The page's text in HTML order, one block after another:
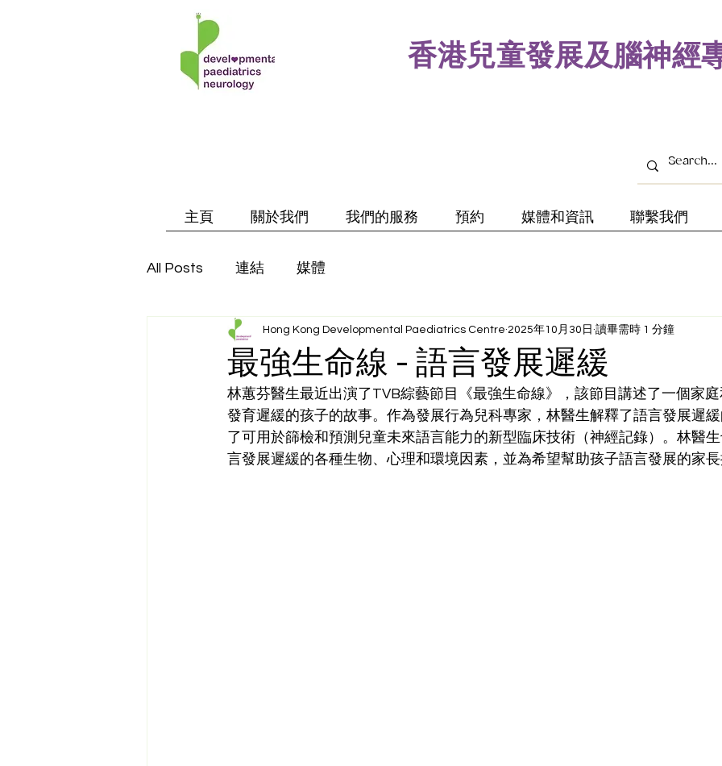
香港兒童發展及腦神經
主頁 關於我們 我們的服務 預約 媒體和資訊 聯繫我們
All Posts 連結 媒體
最強生命線 - 語言發展遲緩
Hong Kong Developmental Paediatrics Centre 2025年10月30日 讀畢需時 1 分鐘
林蕙芬醫生最近出演了TVB綜藝節目《最強生命線》，該節目講述了一個家
發育遲緩的孩子的故事。作為發展行為兒科專家，林醫生解釋了語言發展遲
了可用於篩檢和預測兒童未來語言能力的新型臨床技術（神經記錄）。林醫生
言發展遲緩的各種生物、心理和環境因素，並為希望幫助孩子語言發展的家長